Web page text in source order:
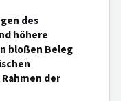
des
höhere
bloßen Beleg
der